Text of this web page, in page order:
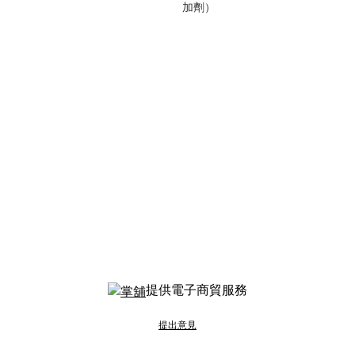
加劑）
提供電子商貿服務
提出意見